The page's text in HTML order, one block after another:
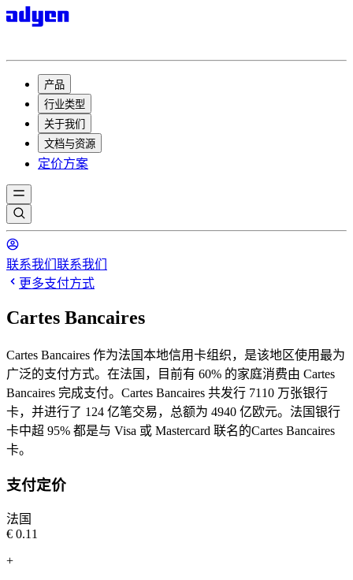
产品
行业类型
关于我们
文档与资源
定价方案
联系我们 联系我们
更多支付方式
Cartes Bancaires
Cartes Bancaires 作为法国本地信用卡组织，是该地区使用最为
广泛的支付方式。在法国，目前有 60% 的家庭消费由 Cartes
Bancaires 完成支付。Cartes Bancaires 共发行 7110 万张银行
卡，并进行了 124 亿笔交易，总额为 4940 亿欧元。法国银行
卡中超 95% 都是与 Visa 或 Mastercard 联名的Cartes Bancaires
卡。
支付定价
法国
€0.11
+